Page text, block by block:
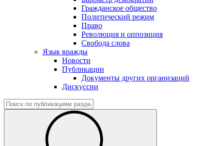
Гражданское общество
Политический режим
Право
Революция и оппозиция
Свобода слова
Язык вражды
Новости
Публикации
Документы других организаций
Дискуссии